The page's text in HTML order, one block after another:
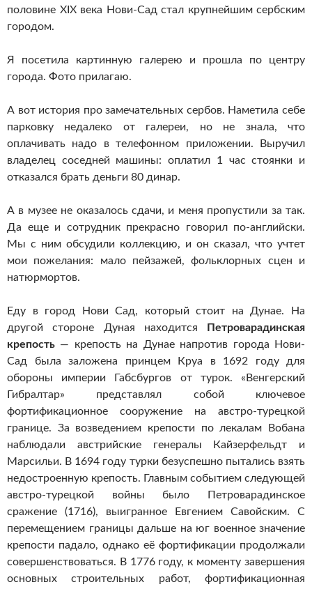
половине XIX века Нови-Сад стал крупнейшим сербским
городом.
Я посетила картинную галерею и прошла по центру
города. Фото прилагаю.
А вот история про замечательных сербов. Наметила себе
парковку недалеко от галереи, но не знала, что
оплачивать надо в телефонном приложении. Выручил
владелец соседней машины: оплатил 1 час стоянки и
отказался брать деньги 80 динар.
А в музее не оказалось сдачи, и меня пропустили за так.
Да еще и сотрудник прекрасно говорил по-английски.
Мы с ним обсудили коллекцию, и он сказал, что учтет
мои пожелания: мало пейзажей, фольклорных сцен и
натюрмортов.
Еду в город Нови Сад, который стоит на Дунае. На
другой стороне Дуная находится
Петроварадинская
крепость — крепость на Дунае напротив города Нови-
Сад была заложена принцем Круа в 1692 году для
обороны империи Габсбургов от турок. «Венгерский
Гибралтар» представлял собой ключевое
фортификационное сооружение на австро-турецкой
границе. За возведением крепости по лекалам Вобана
наблюдали австрийские генералы Кайзерфельдт и
Марсильи. В 1694 году турки безуспешно пытались взять
недостроенную крепость. Главным событием следующей
австро-турецкой войны было Петроварадинское
сражение (1716), выигранное Евгением Савойским. С
перемещением границы дальше на юг военное значение
крепости падало, однако её фортификации продолжали
совершенствоваться. В 1776 году, к моменту завершения
основных строительных работ, фортификационная